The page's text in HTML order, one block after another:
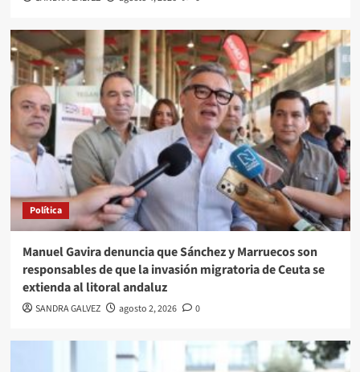
Política
Manuel Gavira denuncia que Sánchez y Marruecos son
responsables de que la invasión migratoria de Ceuta se
extienda al litoral andaluz
SANDRA GALVEZ agosto 2, 2026 0